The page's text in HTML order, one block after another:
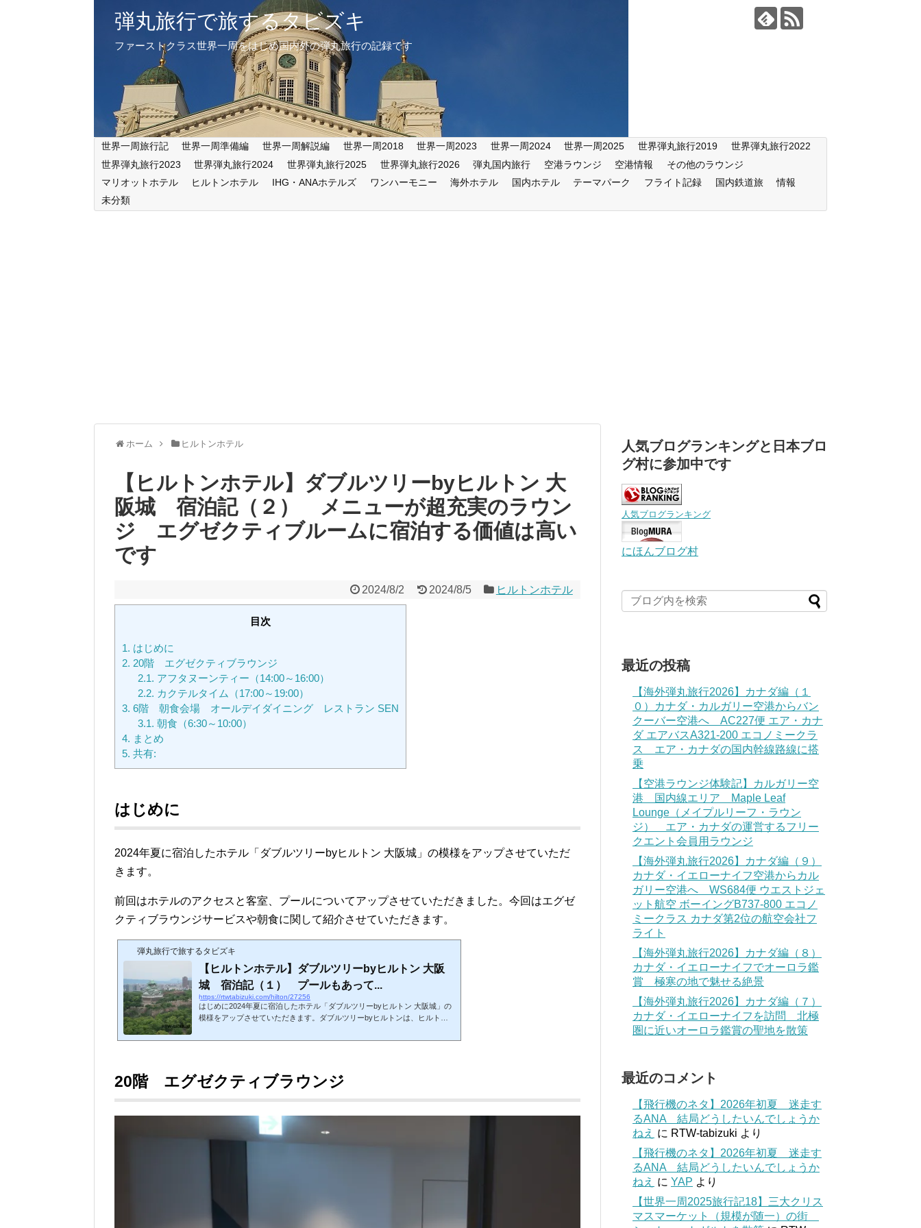
弾丸旅行で旅するタビズキ
ファーストクラス世界一周をはじめ国内外の弾丸旅行の記録です
世界一周旅行記 世界一周準備編 世界一周解説編 世界一周2018 世界一周2023 世界一周2024 世界一周2025 世界弾丸旅行2019
世界弾丸旅行2022
世界弾丸旅行2023
世界弾丸旅行2024 世界弾丸旅行2025 世界弾丸旅行2026 弾丸国内旅行 空港ラウンジ 空港情報
その他のラウンジ
マリオットホテル
ヒルトンホテル IHG・ANAホテルズ ワンハーモニー 海外ホテル 国内ホテル テーマパーク フライト記録 国内鉄道旅
情報
未分類
ホーム ヒルトンホテル
【ヒルトンホテル】ダブルツリーbyヒルトン 大
阪城 宿泊記（２） メニューが超充実のラウン
ジ エグゼクティブルームに宿泊する価値は高い
です
2024/8/2 2024/8/5 ヒルトンホテル
目次
1. はじめに
2. 20階 エグゼクティブラウンジ
2.1. アフタヌーンティー（14:00～16:00）
2.2. カクテルタイム（17:00～19:00）
3. 6階 朝食会場 オールデイダイニング レストラン SEN
3.1. 朝食（6:30～10:00）
4. まとめ
5. 共有:
はじめに
2024年夏に宿泊したホテル「ダブルツリーbyヒルトン 大阪城」の模様をアップさせていただ
きます。
前回はホテルのアクセスと客室、プールについてアップさせていただきました。今回はエグゼ
クティブラウンジサービスや朝食に関して紹介させていただきます。
弾丸旅行で旅するタビズキ
【ヒルトンホテル】ダブルツリーbyヒルトン 大阪
城 宿泊記（１） プールもあって...
https://rtwtabizuki.com/hilton/27256
はじめに2024年夏に宿泊したホテル「ダブルツリーbyヒルトン 大阪城」の
模様をアップさせていただきます。ダブルツリーbyヒルトンは、ヒルトン
ブルツリーbyヒルトン 大阪城は2024年5月に開業したばかりの新しいホテ
らホテルへ今回はダブルツリーbyヒルトン 大阪城に宿泊してきました。そ
の名の通り、大阪城からほど近...
20階 エグゼクティブラウンジ
人気ブログランキングと日本ブロ
グ村に参加中です
人気ブログランキング
にほんブログ村
最近の投稿
【海外弾丸旅行2026】カナダ編（１
０）カナダ・カルガリー空港からバン
クーバー空港へ AC227便 エア・カナ
ダ エアバスA321-200 エコノミークラ
ス エア・カナダの国内幹線路線に搭
乗
【空港ラウンジ体験記】カルガリー空
港 国内線エリア Maple Leaf
Lounge（メイプルリーフ・ラウン
ジ） エア・カナダの運営するフリー
クエント会員用ラウンジ
【海外弾丸旅行2026】カナダ編（９）
カナダ・イエローナイフ空港からカル
ガリー空港へ WS684便 ウエストジェ
ット航空 ボーイングB737-800 エコノ
ミークラス カナダ第2位の航空会社フ
ライト
【海外弾丸旅行2026】カナダ編（８）
カナダ・イエローナイフでオーロラ鑑
賞 極寒の地で魅せる絶景
【海外弾丸旅行2026】カナダ編（７）
カナダ・イエローナイフを訪問 北極
圏に近いオーロラ鑑賞の聖地を散策
最近のコメント
【飛行機のネタ】2026年初夏 迷走す
るANA 結局どうしたいんでしょうか
ねえ に RTW-tabizuki より
【飛行機のネタ】2026年初夏 迷走す
るANA 結局どうしたいんでしょうか
ねえ に YAP より
【世界一周2025旅行記18】三大クリス
マスマーケット（規模が随一）の街